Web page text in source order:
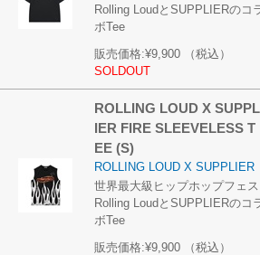
Rolling LoudとSUPPLIERのコ
ボTee
販売価格:¥9,900
（税込）
SOLDOUT
ROLLING LOUD X SUPPL
IER FIRE SLEEVELESS T
EE (S)
ROLLING LOUD X SUPPLIER
世界最大級ヒップホップフェス
Rolling LoudとSUPPLIERのコ
ボTee
販売価格:¥9,900
（税込）